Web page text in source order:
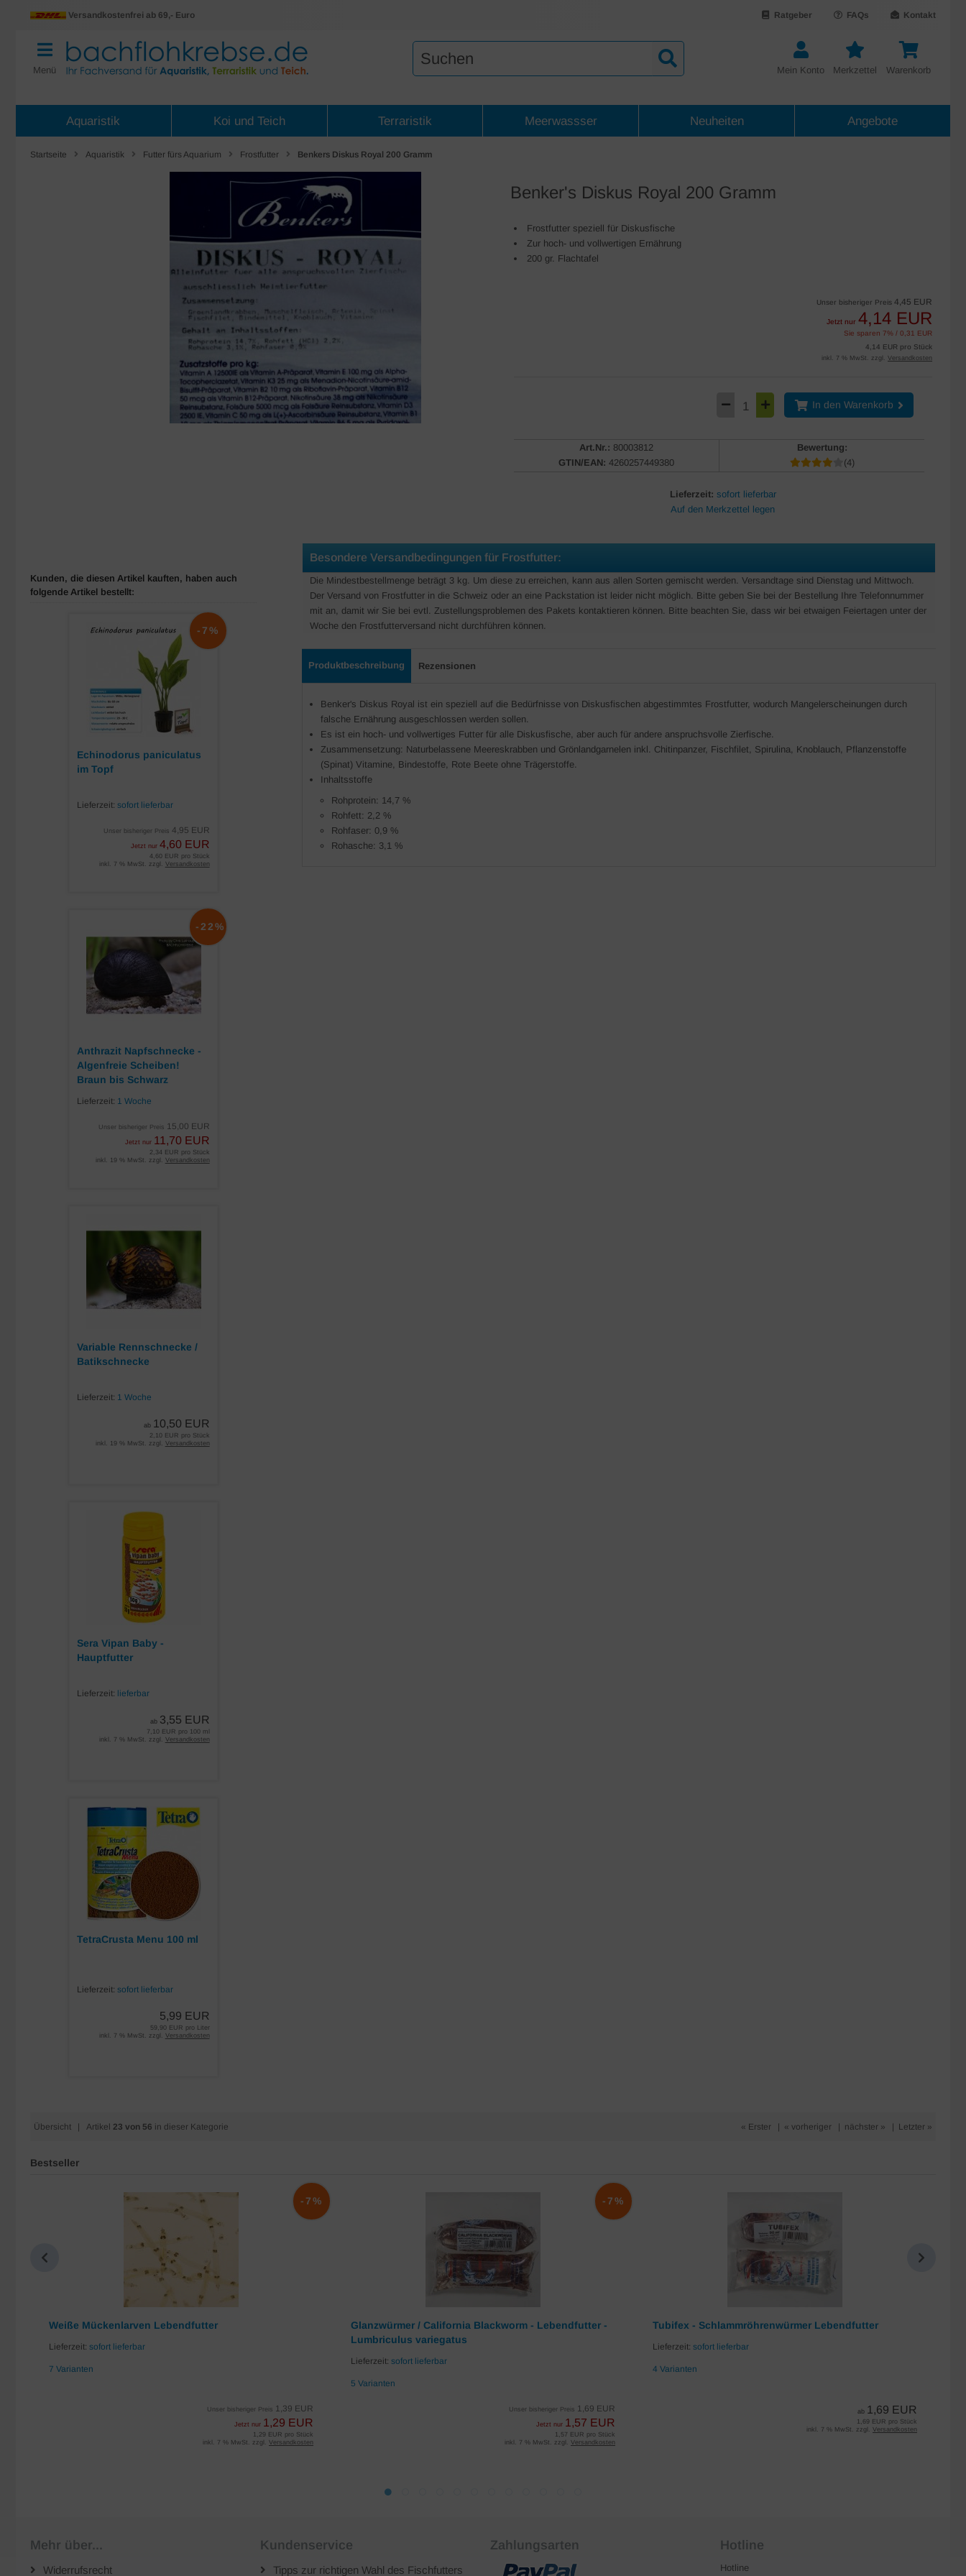
Kontakt
FAQs
Ratgeber
Versandkostenfrei ab 69,- Euro
Menü Warenkorb
Merkzettel
Mein Konto
Aquaristik Koi und Teich Terraristik Meerwassser Neuheiten Angebote
Startseite Aquaristik Futter fürs Aquarium Frostfutter Benkers Diskus Royal 200 Gramm
Benker's Diskus Royal 200 Gramm
Frostfutter speziell für Diskusfische
Zur hoch- und vollwertigen Ernährung
200 gr. Flachtafel
Unser bisheriger Preis 4,45 EUR
Jetzt nur 4,14 EUR
Sie sparen 7% / 0,31 EUR
4,14 EUR pro Stück
inkl. 7 % MwSt. zzgl. Versandkosten
In den Warenkorb
Art.Nr.: 80003812
GTIN/EAN: 4260257449380
Bewertung:
(4)
Lieferzeit: sofort lieferbar
Besondere Versandbedingungen für Frostfutter:
Die Mindestbestellmenge beträgt 3 kg. Um diese zu erreichen, kann aus allen Sorten gemischt werden. Versandtage sind Dienstag und Mittwoch.
Der Versand von Frostfutter in die Schweiz oder an eine Packstation ist leider nicht möglich. Bitte geben Sie bei der Bestellung Ihre Telefonnummer
mit an, damit wir Sie bei evtl. Zustellungsproblemen des Pakets kontaktieren können. Bitte beachten Sie, dass wir bei etwaigen Feiertagen unter der
Woche den Frostfutterversand nicht durchführen können.
Produktbeschreibung Rezensionen
Benker's Diskus Royal ist ein speziell auf die Bedürfnisse von Diskusfischen abgestimmtes Frostfutter, wodurch Mangelerscheinungen durch
falsche Ernährung ausgeschlossen werden sollen.
Es ist ein hoch- und vollwertiges Futter für alle Diskusfische, aber auch für andere anspruchsvolle Zierfische.
Zusammensetzung: Naturbelassene Meereskrabben und Grönlandgarnelen inkl. Chitinpanzer, Fischfilet, Spirulina, Knoblauch, Pflanzenstoffe
(Spinat) Vitamine, Bindestoffe, Rote Beete ohne Trägerstoffe.
Inhaltsstoffe
Rohprotein: 14,7 %
Rohfett: 2,2 %
Rohfaser: 0,9 %
Rohasche: 3,1 %
Kunden, die diesen Artikel kauften, haben auch
folgende Artikel bestellt:
Echinodorus paniculatus
im Topf
Lieferzeit:sofort lieferbar
Unser bisheriger Preis 4,95 EUR
Jetzt nur 4,60 EUR
-7%
4,60 EUR pro Stück
inkl. 7 % MwSt. zzgl. Versandkosten
Anthrazit Napfschnecke -
Algenfreie Scheiben!
Braun bis Schwarz
Lieferzeit: 1 Woche
Unser bisheriger Preis 15,00 EUR
Jetzt nur 11,70 EUR
-22%
2,34 EUR pro Stück
inkl. 19 % MwSt. zzgl. Versandkosten
Variable Rennschnecke /
Batikschnecke
Lieferzeit: 1 Woche
ab 10,50 EUR
2,10 EUR pro Stück
inkl. 19 % MwSt. zzgl. Versandkosten
Sera Vipan Baby -
Hauptfutter
Lieferzeit: lieferbar
ab 3,55 EUR
7,10 EUR pro 100 ml
inkl. 7 % MwSt. zzgl. Versandkosten
TetraCrusta Menu 100 ml
Lieferzeit:sofort lieferbar
5,99 EUR
59,90 EUR pro Liter
inkl. 7 % MwSt. zzgl. Versandkosten
Übersicht | Artikel 23 von 56 in dieser Kategorie « Erster « vorheriger nächster » Letzter »
Bestseller
Weiße Mückenlarven Lebendfutter
Lieferzeit: sofort lieferbar
7 Varianten
Unser bisheriger Preis 1,39 EUR
Jetzt nur 1,29 EUR
-7%
1,29 EUR pro Stück
inkl. 7 % MwSt. zzgl. Versandkosten
Glanzwürmer / California Blackworm - Lebendfutter -
Lumbriculus variegatus
Lieferzeit: sofort lieferbar
5 Varianten
Unser bisheriger Preis 1,69 EUR
Jetzt nur 1,57 EUR
-7%
1,57 EUR pro Stück
inkl. 7 % MwSt. zzgl. Versandkosten
Tubifex - Schlammröhrenwürmer Lebendfutter
Lieferzeit: sofort lieferbar
4 Varianten
ab 1,69 EUR
1,69 EUR pro Stück
inkl. 7 % MwSt. zzgl. Versandkosten
Mehr über...
Widerrufsrecht
Kundenservice
Tipps zur richtigen Wahl des Fischfutters
Zahlungsarten Hotline
Hotline